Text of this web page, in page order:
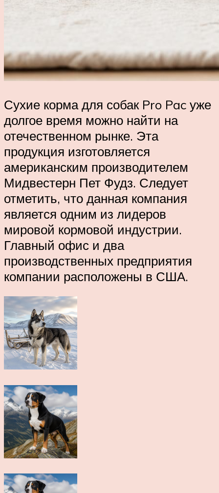
Сухие корма для собак Pro Pac уже
долгое время можно найти на
отечественном рынке. Эта
продукция изготовляется
американским производителем
Мидвестерн Пет Фудз. Следует
отметить, что данная компания
является одним из лидеров
мировой кормовой индустрии.
Главный офис и два
производственных предприятия
компании расположены в США.